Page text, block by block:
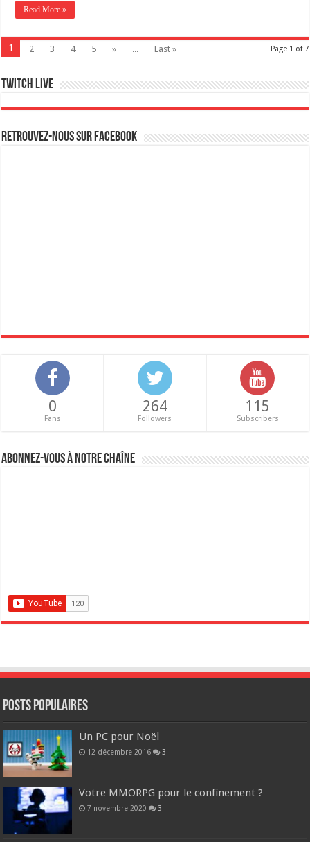
Read More »
Page 1 of 7
1 2 3 4 5 » ... Last »
Twitch live
Retrouvez-nous sur Facebook
0
Fans
264
Followers
115
Subscribers
Abonnez-vous à notre chaîne
POSTS POPULAIRES
Un PC pour Noël
12 décembre 2016 3
Votre MMORPG pour le confinement ?
7 novembre 2020 3